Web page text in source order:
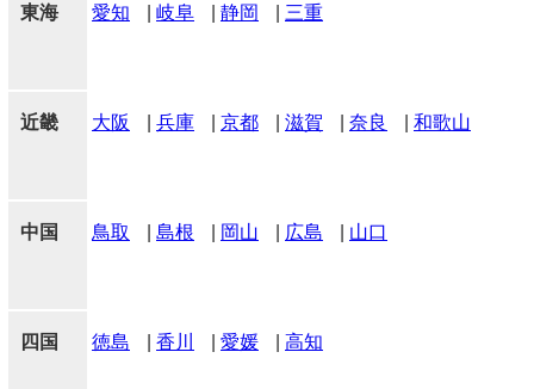
東海 愛知 岐阜 静岡 三重
近畿 大阪 兵庫 京都 滋賀 奈良 和歌山
中国 鳥取 島根 岡山 広島 山口
四国 徳島 香川 愛媛 高知